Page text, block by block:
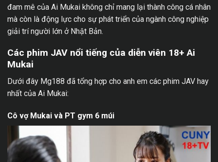
đam mê của Ai Mukai không chỉ mang lại thành công cá nhân
mà còn là động lực cho sự phát triển của ngành công nghiệp
giải trí người lớn ở Nhật Bản.
Các phim JAV nổi tiếng của diễn viên 18+ Ai
Mukai
Dưới đây Mg188 đã tổng hợp cho anh em các phim JAV hay
nhất của Ai Mukai:
Cô vợ Mukai và PT gym 6 múi